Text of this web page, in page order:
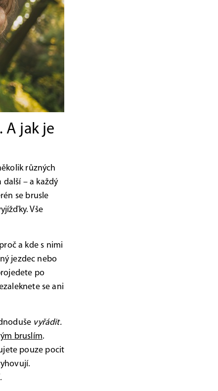
A jak je
různých
– a každý
se brusle
Vše
a kde s nimi
jezdec nebo
po
se ani
vyřádit.
bruslím.
pouze pocit